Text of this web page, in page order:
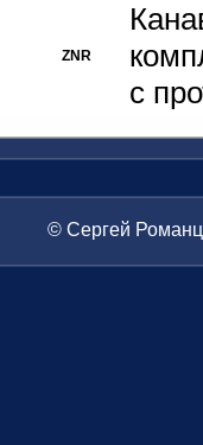
ZNR
с
© Сергей